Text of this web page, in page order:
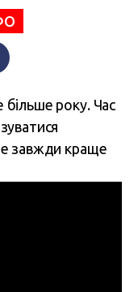
року. Час
завжди краще